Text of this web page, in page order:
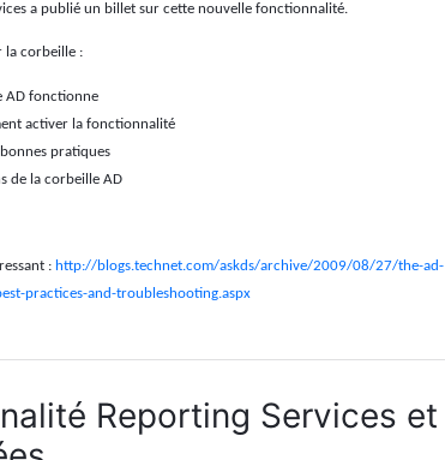
a publié un billet sur cette nouvelle fonctionnalité.
la corbeille :
AD fonctionne
activer la fonctionnalité
pratiques
de la corbeille AD
: http://blogs.technet.com/askds/archive/2009/08/27/the-ad-
practices-and-troubleshooting.aspx
Reporting Services et